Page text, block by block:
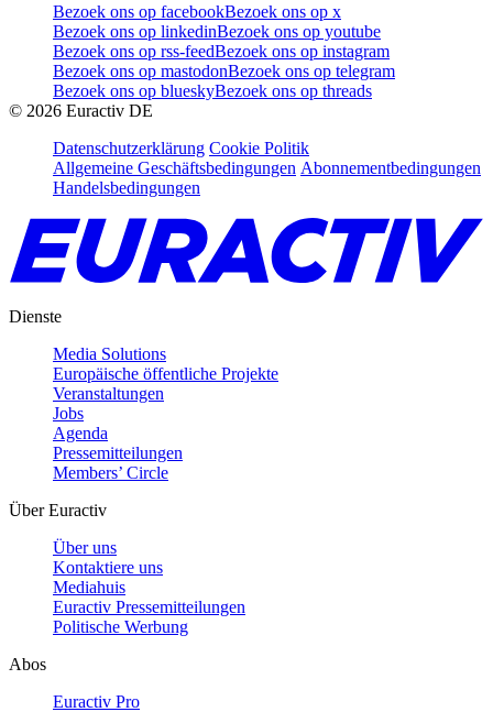
Bezoek ons op facebookBezoek ons op x
Bezoek ons op linkedinBezoek ons op youtube
Bezoek ons op rss-feedBezoek ons op instagram
Bezoek ons op mastodonBezoek ons op telegram
Bezoek ons op blueskyBezoek ons op threads
© 2026 Euractiv DE
Datenschutzerklärung Cookie Politik
Allgemeine Geschäftsbedingungen Abonnementbedingungen
Handelsbedingungen
Dienste
Media Solutions
Europäische öffentliche Projekte
Veranstaltungen
Jobs
Agenda
Pressemitteilungen
Members’ Circle
Über Euractiv
Über uns
Kontaktiere uns
Mediahuis
Euractiv Pressemitteilungen
Politische Werbung
Abos
Euractiv Pro